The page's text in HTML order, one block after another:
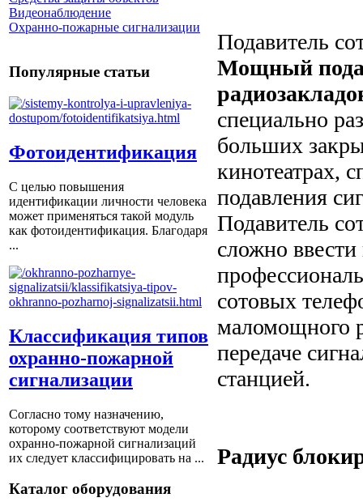
Видеонаблюдение
Охранно-пожарные сигнализации
Популярные статьи
Фотоидентификация
С целью повышения
идентификации личности человека
может применяться такой модуль
как фотоидентификация. Благодаря
...
Классификация типов
охранно-пожарной
сигнализации
Согласно тому назначению,
которому соответствуют модели
охранно-пожарной сигнализаций
их следует классифицировать на ...
Каталог оборудования
Подавитель
Мощный
специально
больших
кинотеатрах,
подавления
Подавитель
сложно ввести
сотовых
маломощного
передаче
станцией.
Радиус